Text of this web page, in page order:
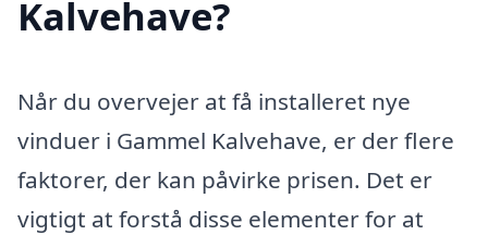
Kalvehave?
Når du overvejer at få installeret nye
vinduer i Gammel Kalvehave, er der flere
faktorer, der kan påvirke prisen. Det er
vigtigt at forstå disse elementer for at